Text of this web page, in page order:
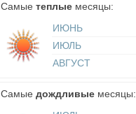
Самые теплые месяцы:
ИЮНЬ
ИЮЛЬ
АВГУСТ
Самые дождливые месяцы: